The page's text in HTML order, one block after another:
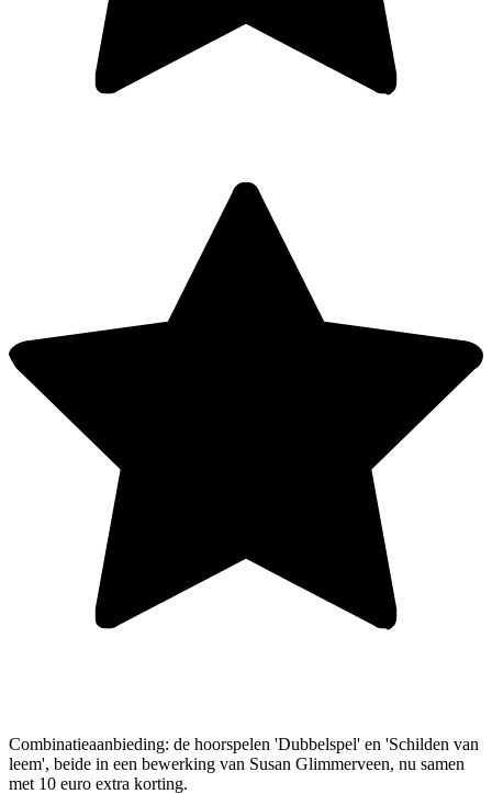
Combinatieaanbieding: de hoorspelen 'Dubbelspel' en 'Schilden van
leem', beide in een bewerking van Susan Glimmerveen, nu samen
met 10 euro extra korting.